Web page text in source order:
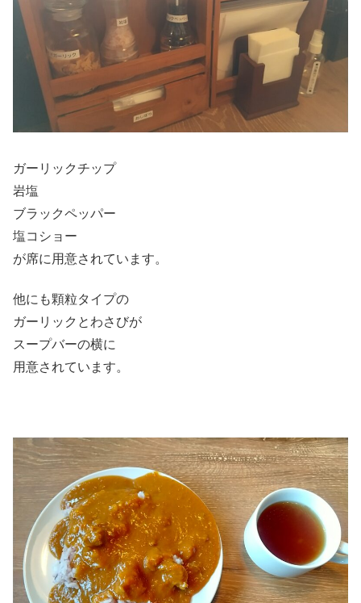
ガーリックチップ
岩塩
ブラックペッパー
塩コショー
が席に用意されています。
他にも顆粒タイプの
ガーリックとわさびが
スープバーの横に
用意されています。